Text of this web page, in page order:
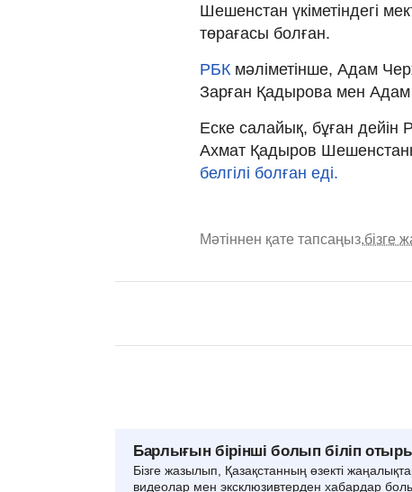
Шешенстан үкіметіндегі
төрағасы болған.
РБК мәліметінше, Адам
Зарған Қадырова мен
Еске салайық, бұған
Ахмат Қадыров
белгілі болған еді.
Мәтіннен қате тапсаңыз,бізге
Барлығын бірінші болып біліп
Бізге жазылып, Қазақстанның өзекті
видеолар мен эксклюзивтерден хабардар